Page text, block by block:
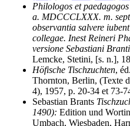
Philologos et
a. MDCCCLXXX. m.
observantia salvere
collegae. Inest Reineri
versione Sebastiani
Lemcke, Stetini, [s. n.],
Höfische Tischzuchten,
Thornton, Berlin, (Texte
4), 1957, p. 20-34 et 73-
Sebastian Brants
1490): Edition und
Umbach, Wiesbaden,